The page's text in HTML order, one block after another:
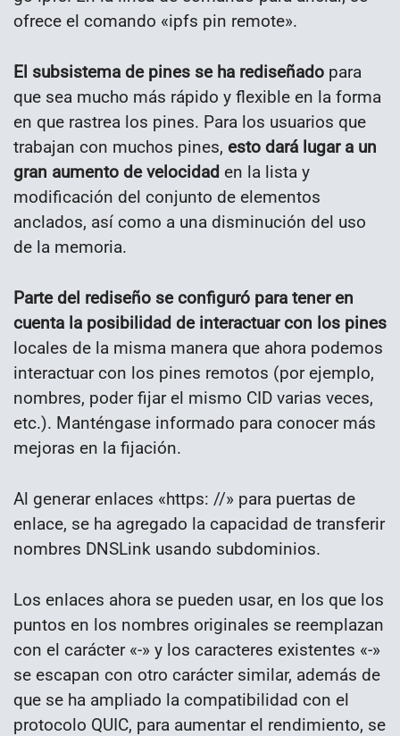
ofrece el comando «ipfs pin remote».
El subsistema de pines se ha rediseñado para
que sea mucho más rápido y flexible en la forma
en que rastrea los pines. Para los usuarios que
trabajan con muchos pines, esto dará lugar a un
gran aumento de velocidad en la lista y
modificación del conjunto de elementos
anclados, así como a una disminución del uso
de la memoria.
Parte del rediseño se configuró para tener en
cuenta la posibilidad de interactuar con los pines
locales de la misma manera que ahora podemos
interactuar con los pines remotos (por ejemplo,
nombres, poder fijar el mismo CID varias veces,
etc.). Manténgase informado para conocer más
mejoras en la fijación.
Al generar enlaces «https: //» para puertas de
enlace, se ha agregado la capacidad de transferir
nombres DNSLink usando subdominios.
Los enlaces ahora se pueden usar, en los que los
puntos en los nombres originales se reemplazan
con el carácter «-» y los caracteres existentes «-»
se escapan con otro carácter similar, además de
que se ha ampliado la compatibilidad con el
protocolo QUIC, para aumentar el rendimiento, se